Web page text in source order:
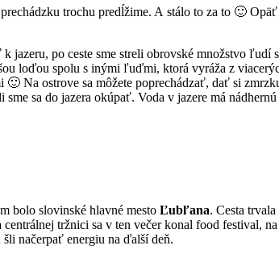
trochu predĺžime. A stálo to za to 🙂
po ceste sme streli obrovské množstvo
loďou spolu s inými ľuďmi, ktorá vyráža z
Na ostrove sa môžete poprechádzať, dať si
sa do jazera okúpať. Voda v jazere má
bolo slovinské hlavné mesto Ľubľana. Cesta
tržnici sa v ten večer konal food festival,
načerpať energiu na ďalší deň.